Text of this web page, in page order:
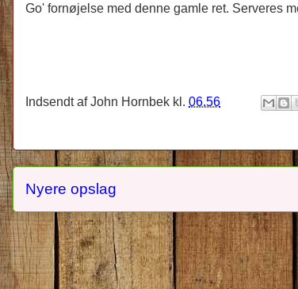
Go' fornøjelse med denne gamle ret. Serveres
Indsendt afJohn Hornbek kl. 06.56
Nyere opslag